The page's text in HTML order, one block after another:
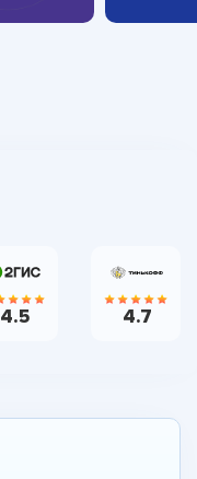
4.5 4.7